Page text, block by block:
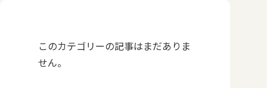
このカテゴリーの記事はまだありま
せん。